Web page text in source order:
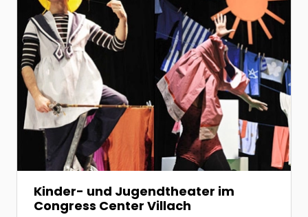
Kinder- und Jugendtheater im
Congress Center Villach